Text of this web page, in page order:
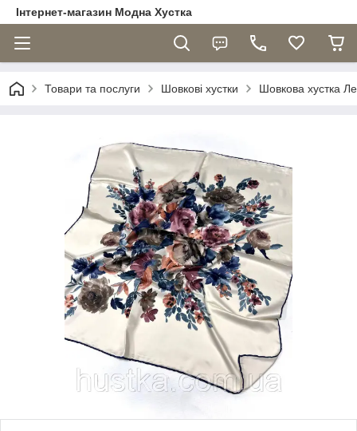
Інтернет-магазин Модна Хустка
Товари та послуги Шовкові хустки Шовкова хустка